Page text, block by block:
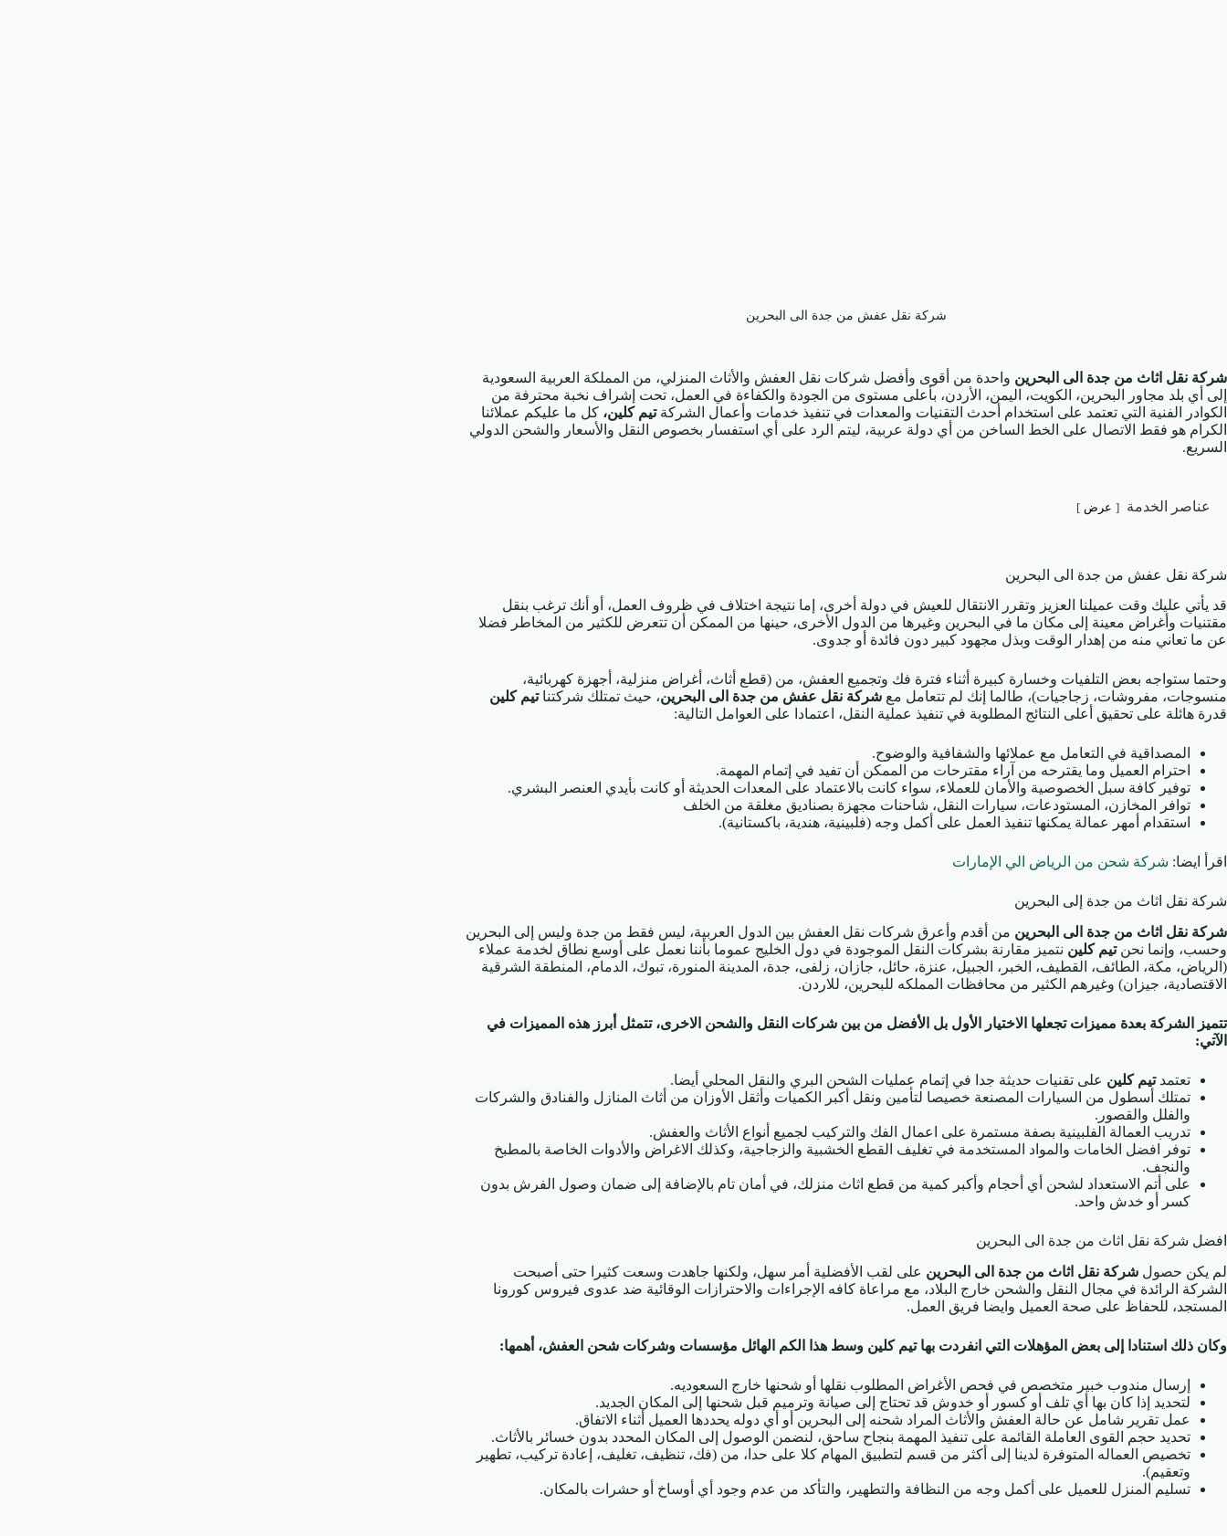
شركة نقل عفش من جدة الى البحرين
شركة نقل اثاث من جدة الى البحرين واحدة من أقوى وأفضل شركات نقل العفش والأثاث المنزلي، من المملكة العربية السعودية
إلى أي بلد مجاور البحرين، الكويت، اليمن، الأردن، بأعلى مستوى من الجودة والكفاءة في العمل، تحت إشراف نخبة محترفة من
الكوادر الفنية التي تعتمد على استخدام أحدث التقنيات والمعدات في تنفيذ خدمات وأعمال الشركةتيم كلين، كل ما عليكم عملائنا
الكرام هو فقط الاتصال على الخط الساخن من أي دولة عربية، ليتم الرد على أي استفسار بخصوص النقل والأسعار والشحن الدولي
السريع.
عناصر الخدمة عرض
شركة نقل عفش من جدة الى البحرين
قد يأتي عليك وقت عميلنا العزيز وتقرر الانتقال للعيش في دولة أخرى، إما نتيجة اختلاف في ظروف العمل، أو أنك ترغب بنقل
مقتنيات وأغراض معينة إلى مكان ما في البحرين وغيرها من الدول الأخرى، حينها من الممكن أن تتعرض للكثير من المخاطر فضلا
عن ما تعاني منه من إهدار الوقت وبذل مجهود كبير دون فائدة أو جدوى.
وحتما ستواجه بعض التلفيات وخسارة كبيرة أثناء فترة فك وتجميع العفش، من (قطع أثاث، أغراض منزلية، أجهزة كهربائية،
منسوجات، مفروشات، زجاجيات)، طالما إنك لم تتعامل مع شركة نقل عفش من جدة الى البحرين، حيث تمتلك شركتناتيم كلين
قدرة هائلة على تحقيق أعلى النتائج المطلوبة في تنفيذ عملية النقل، اعتمادا على العوامل التالية:
المصداقية في التعامل مع عملائها والشفافية والوضوح.
احترام العميل وما يقترحه من آراء مقترحات من الممكن أن تفيد في إتمام المهمة.
توفير كافة سبل الخصوصية والأمان للعملاء، سواء كانت بالاعتماد على المعدات الحديثة أو كانت بأيدي العنصر البشري.
توافر المخازن، المستودعات، سيارات النقل، شاحنات مجهزة بصناديق مغلقة من الخلف
استقدام أمهر عمالة يمكنها تنفيذ العمل على أكمل وجه (فلبينية، هندية، باكستانية).
اقرأ ايضا: شركة شحن من الرياض الي الإمارات
شركة نقل اثاث من جدة إلى البحرين
شركة نقل اثاث من جدة الى البحرين من أقدم وأعرق شركات نقل العفش بين الدول العربية، ليس فقط من جدة وليس إلى البحرين
وحسب، وإنما نحنتيم كلين نتميز مقارنة بشركات النقل الموجودة في دول الخليج عموما بأننا نعمل على أوسع نطاق لخدمة عملاء
(الرياض، مكة، الطائف، القطيف، الخبر، الجبيل، عنزة، حائل، جازان، زلفى، جدة، المدينة المنورة، تبوك، الدمام، المنطقة الشرقية
الاقتصادية، جيزان) وغيرهم الكثير من محافظات المملكه للبحرين، للاردن.
تتميز الشركة بعدة مميزات تجعلها الاختيار الأول بل الأفضل من بين شركات النقل والشحن الاخرى، تتمثل أبرز هذه المميزات في
الآتي:
تعتمدتيم كلين على تقنيات حديثة جدا في إتمام عمليات الشحن البري والنقل المحلي أيضا.
تمتلك أسطول من السيارات المصنعة خصيصا لتأمين ونقل أكبر الكميات وأثقل الأوزان من أثاث المنازل والفنادق والشركات
والفلل والقصور.
تدريب العمالة الفلبينية بصفة مستمرة على اعمال الفك والتركيب لجميع أنواع الأثاث والعفش.
توفر افضل الخامات والمواد المستخدمة في تغليف القطع الخشبية والزجاجية، وكذلك الاغراض والأدوات الخاصة بالمطبخ
والنجف.
على أتم الاستعداد لشحن أي أحجام وأكبر كمية من قطع اثاث منزلك، في أمان تام بالإضافة إلى ضمان وصول الفرش بدون
كسر أو خدش واحد.
افضل شركة نقل اثاث من جدة الى البحرين
لم يكن حصول شركة نقل اثاث من جدة الى البحرين على لقب الأفضلية أمر سهل، ولكنها جاهدت وسعت كثيرا حتى أصبحت
الشركة الرائدة في مجال النقل والشحن خارج البلاد، مع مراعاة كافه الإجراءات والاحترازات الوقائية ضد عدوى فيروس كورونا
المستجد، للحفاظ على صحة العميل وايضا فريق العمل.
وكان ذلك استنادا إلى بعض المؤهلات التي انفردت بها تيم كلين وسط هذا الكم الهائل مؤسسات وشركات شحن العفش، أهمها:
إرسال مندوب خبير متخصص في فحص الأغراض المطلوب نقلها أو شحنها خارج السعوديه.
لتحديد إذا كان بها أي تلف أو كسور أو خدوش قد تحتاج إلى صيانة وترميم قبل شحنها إلى المكان الجديد.
عمل تقرير شامل عن حالة العفش والأثاث المراد شحنه إلى البحرين أو أي دوله يحددها العميل أثناء الاتفاق.
تحديد حجم القوى العاملة القائمة على تنفيذ المهمة بنجاح ساحق، لنضمن الوصول إلى المكان المحدد بدون خسائر بالأثاث.
تخصيص العماله المتوفرة لدينا إلى أكثر من قسم لتطبيق المهام كلا على حدا، من (فك، تنظيف، تغليف، إعادة تركيب، تطهير
وتعقيم).
تسليم المنزل للعميل على أكمل وجه من النظافة والتطهير، والتأكد من عدم وجود أي أوساخ أو حشرات بالمكان.